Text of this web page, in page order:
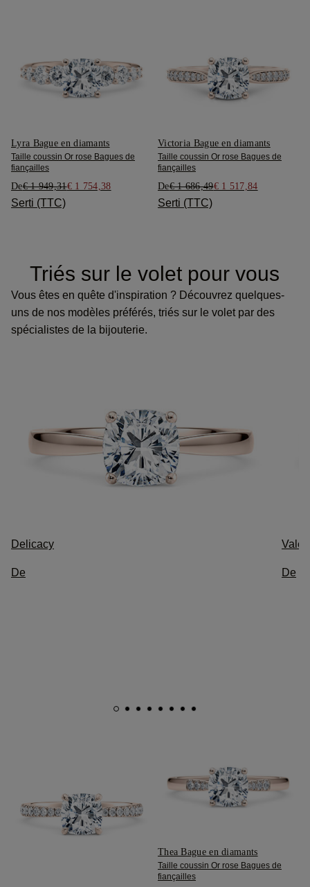
Triés sur le volet pour vous
Vous êtes en quête d'inspiration ? Découvrez quelques-
uns de nos modèles préférés, triés sur le volet par des
spécialistes de la bijouterie.
Delicacy
De De
Lyra Bague en diamants
Taille coussin Or rose Bagues de
fiançailles
De€ 1 949,31€ 1 754,38
Serti (TTC)
Victoria Bague en diamants
Taille coussin Or rose Bagues de
fiançailles
De€ 1 686,49€ 1 517,84
Serti (TTC)
Thea Bague en diamants
Taille coussin Or rose Bagues de
fiançailles